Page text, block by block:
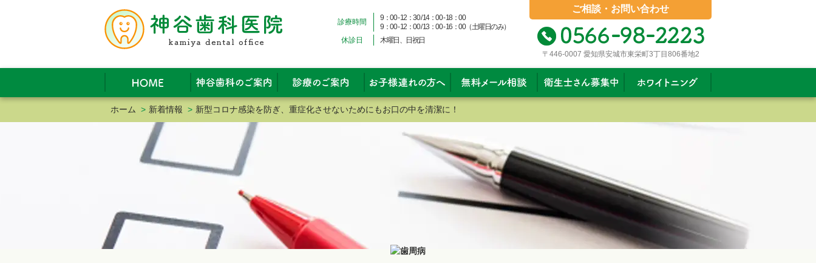
診療時間
9：00 - 12：30 / 14：00 - 18：00
9：00 - 12：00 / 13：00 - 16：00（土曜日のみ）
休診日
木曜日、日祝日
ご相談・お問い合わせ
〒446-0007 愛知県安城市東栄町3丁目806番地2
ホーム > 新着情報 > 新型コロナ感染を防ぎ、重症化させないためにもお口の中を清潔に！